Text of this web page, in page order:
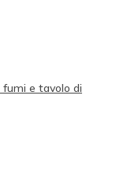
fumi e tavolo di